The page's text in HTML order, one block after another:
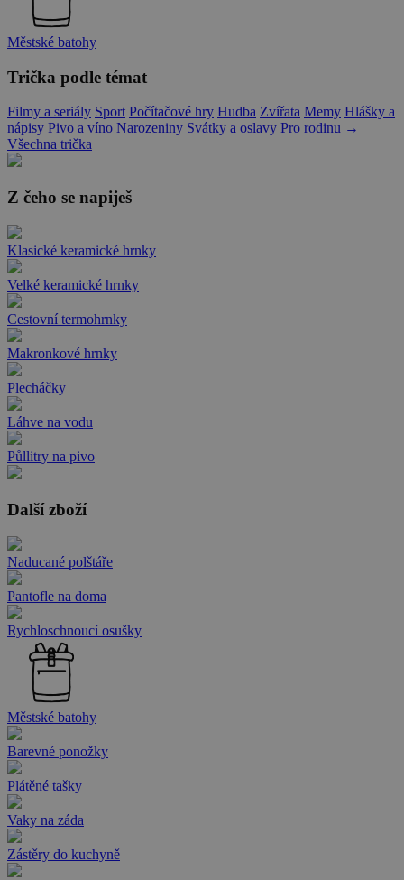
Městské batohy
Trička podle témat
Filmy a seriály Sport Počítačové hry Hudba Zvířata Memy Hlášky a
nápisy Pivo a víno Narozeniny Svátky a oslavy Pro rodinu →
Všechna trička
Z čeho se napiješ
Klasické keramické hrnky
Velké keramické hrnky
Cestovní termohrnky
Makronkové hrnky
Plecháčky
Láhve na vodu
Půllitry na pivo
Další zboží
Naducané polštáře
Pantofle na doma
Rychloschnoucí osušky
Městské batohy
Barevné ponožky
Plátěné tašky
Vaky na záda
Zástěry do kuchyně